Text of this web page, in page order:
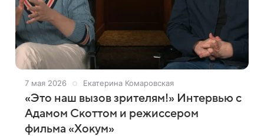
7 мая 2026 Екатерина Комаровская
«Это наш вызов зрителям!» Интервью с
Адамом Скоттом и режиссером
фильма «Хокум»